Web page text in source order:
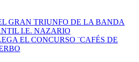
GRAN TRIUNFO DE LA BANDA
I.E. NAZARIO
EL CONCURSO ¨CAFÉS DE